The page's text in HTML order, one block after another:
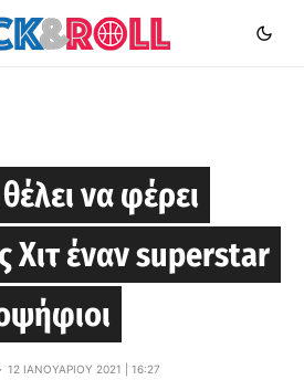
να φέρει
Χιτ έναν superstar
12 ΙΑΝΟΥΑΡΊΟΥ 2021 | 16:27